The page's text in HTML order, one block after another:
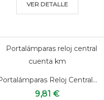
VER DETALLE
Reloj Central...
9,81 €